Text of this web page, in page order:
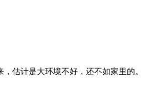
估计是大环境不好，还不如家里的。